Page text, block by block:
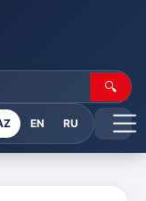
🔍
EN RU